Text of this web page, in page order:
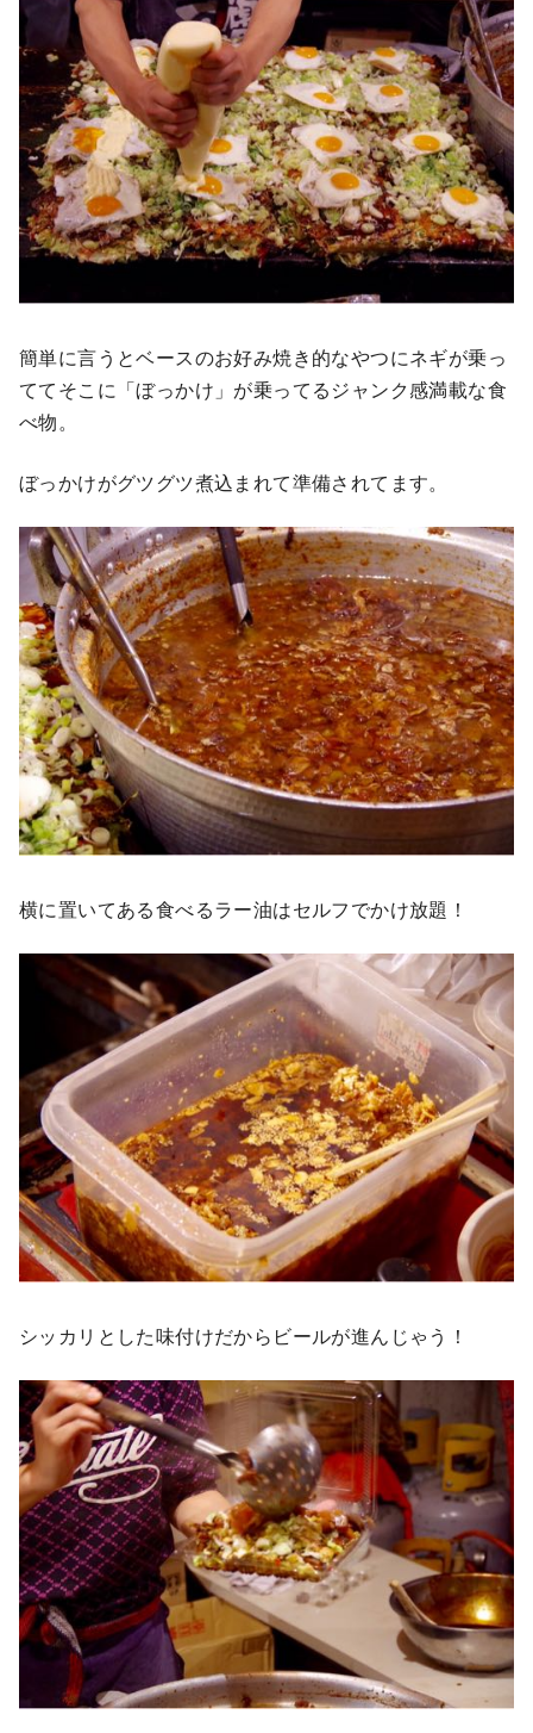
簡単に言うとベースのお好み焼き的なやつにネギが乗っ
ててそこに「ぼっかけ」が乗ってるジャンク感満載な食
べ物。
ぼっかけがグツグツ煮込まれて準備されてます。
横に置いてある食べるラー油はセルフでかけ放題！
シッカリとした味付けだからビールが進んじゃう！